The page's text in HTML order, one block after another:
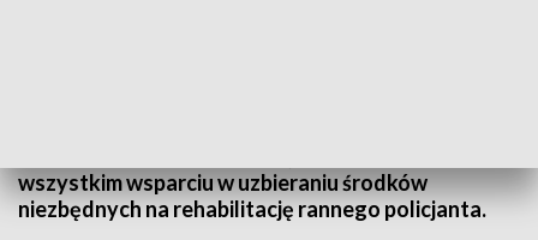
wszystkim wsparciu w uzbieraniu środków
niezbędnych na rehabilitację rannego policjanta.